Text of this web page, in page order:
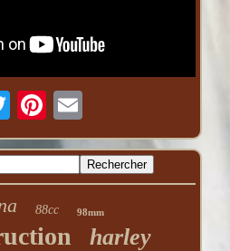
88cc 98mm
harley